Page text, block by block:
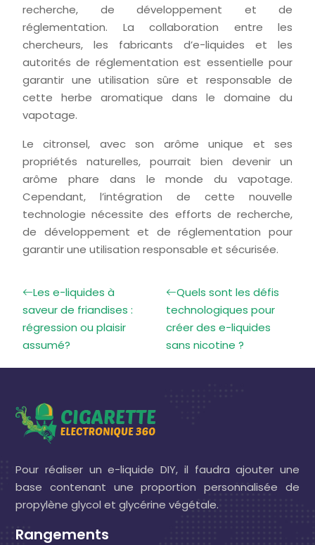
recherche, de développement et de
réglementation. La collaboration entre les
chercheurs, les fabricants d’e-liquides et les
autorités de réglementation est essentielle pour
garantir une utilisation sûre et responsable de
cette herbe aromatique dans le domaine du
vapotage.
Le citronsel, avec son arôme unique et ses
propriétés naturelles, pourrait bien devenir un
arôme phare dans le monde du vapotage.
Cependant, l’intégration de cette nouvelle
technologie nécessite des efforts de recherche,
de développement et de réglementation pour
garantir une utilisation responsable et sécurisée.
Les e-liquides à
saveur de friandises :
régression ou plaisir
assumé?
Quels sont les défis
technologiques pour
créer des e-liquides
sans nicotine ?
Pour réaliser un e-liquide DIY, il faudra ajouter une
base contenant une proportion personnalisée de
propylène glycol et glycérine végétale.
Rangements